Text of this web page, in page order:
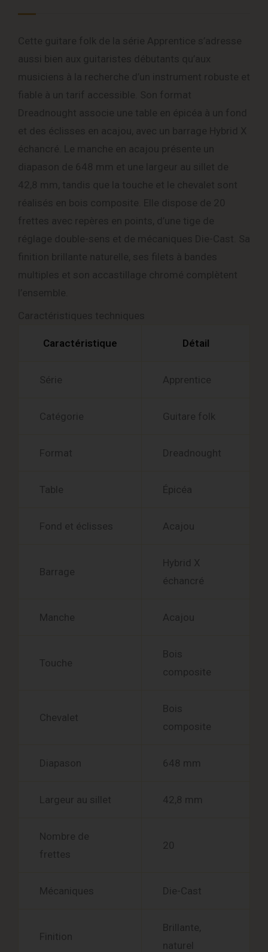
Caractéristique Détail
Série Apprentice
Catégorie Guitare folk
Format Dreadnought
Table Épicéa
Fond et éclisses Acajou
Barrage
Hybrid X
échancré
Manche Acajou
Touche
Bois
composite
Chevalet
Bois
composite
Diapason 648 mm
Largeur au sillet 42,8 mm
Nombre de
frettes
20
Mécaniques Die-Cast
Finition
Brillante,
naturel